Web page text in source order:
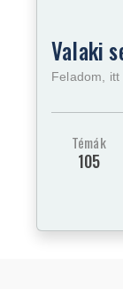
Valaki
Feladom, itt
Témák
105